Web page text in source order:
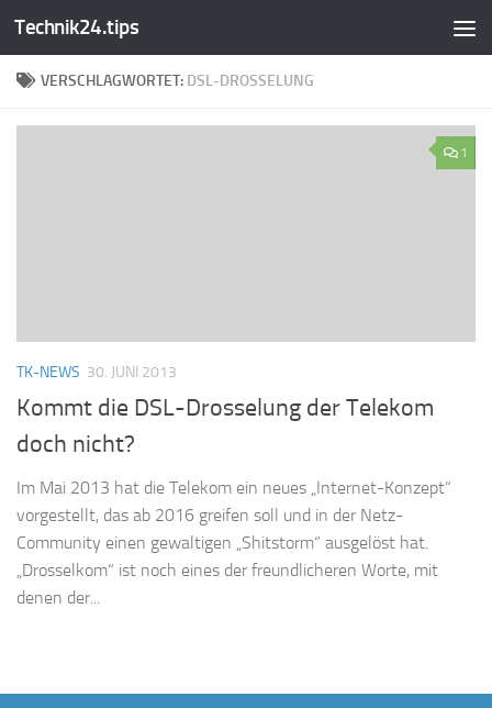
Zum Inhalt springen
Technik24.tips
VERSCHLAGWORTET: DSL-DROSSELUNG
1
TK-NEWS 30. JUNI 2013
Kommt die DSL-Drosselung der Telekom
doch nicht?
Im Mai 2013 hat die Telekom ein neues „Internet-Konzept“
vorgestellt, das ab 2016 greifen soll und in der Netz-
Community einen gewaltigen „Shitstorm“ ausgelöst hat.
„Drosselkom“ ist noch eines der freundlicheren Worte, mit
denen der...